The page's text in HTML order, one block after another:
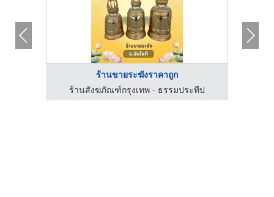
ร้านขายระฆังราคาถูก
ร้านสังฆภัณฑ์กรุงเทพ - ธรรมประทีป